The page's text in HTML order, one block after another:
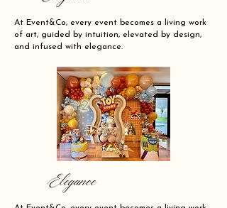
At Event&Co, every event becomes a living work
of art, guided by intuition, elevated by design,
and infused with elegance.
Elegance